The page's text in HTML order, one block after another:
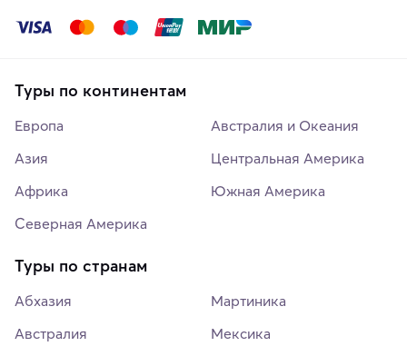
Туры по континентам
Европа
Азия
Африка
Северная Америка
Австралия и Океания
Центральная Америка
Южная Америка
Туры по странам
Абхазия
Австралия
Мартиника
Мексика